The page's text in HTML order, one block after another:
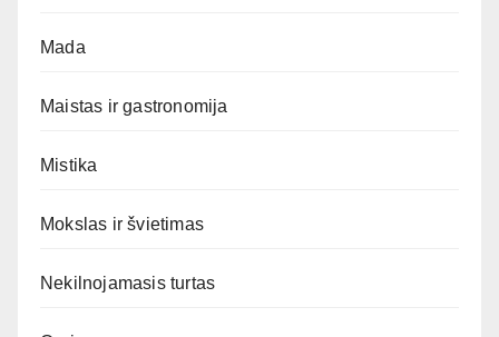
Mada
Maistas ir gastronomija
Mistika
Mokslas ir švietimas
Nekilnojamasis turtas